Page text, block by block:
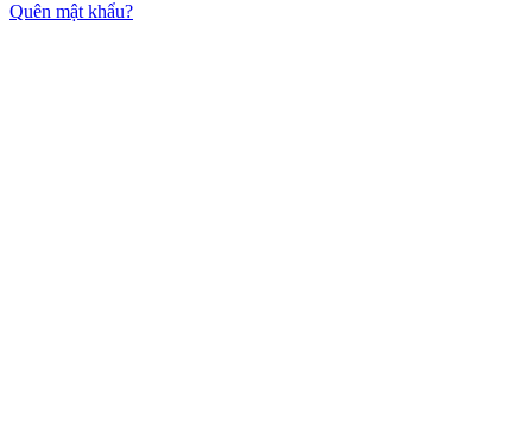
Quên mật khẩu?